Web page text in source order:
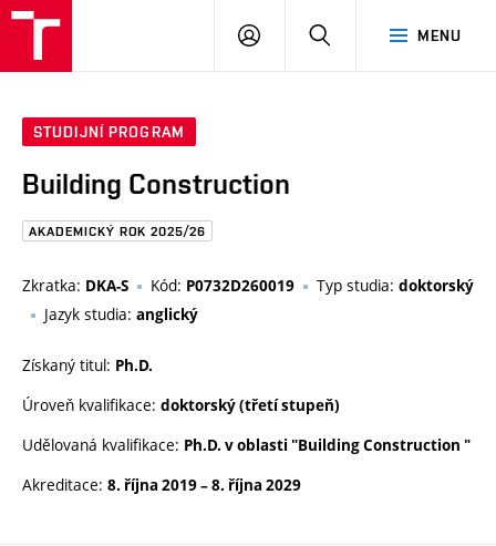
Brno
MENU
PŘIHLÁSIT
STUDIJNÍ PROGRAM
Building Construction
AKADEMICKÝ ROK 2025/26
Zkratka: DKA-S Kód: P0732D260019 Typ studia: doktorský
Jazyk studia: anglický
Získaný titul: Ph.D.
Úroveň kvalifikace: doktorský (třetí stupeň)
Udělovaná kvalifikace: Ph.D. v oblasti "Building Construction "
Akreditace: 8. října 2019–8. října 2029